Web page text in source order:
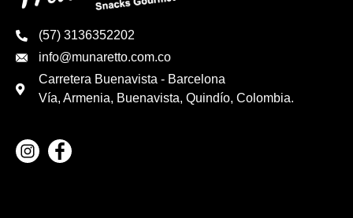
(57) 3136352202
info@munaretto.com.co
Carretera Buenavista - Barcelona
Vía, Armenia, Buenavista, Quindío, Colombia.